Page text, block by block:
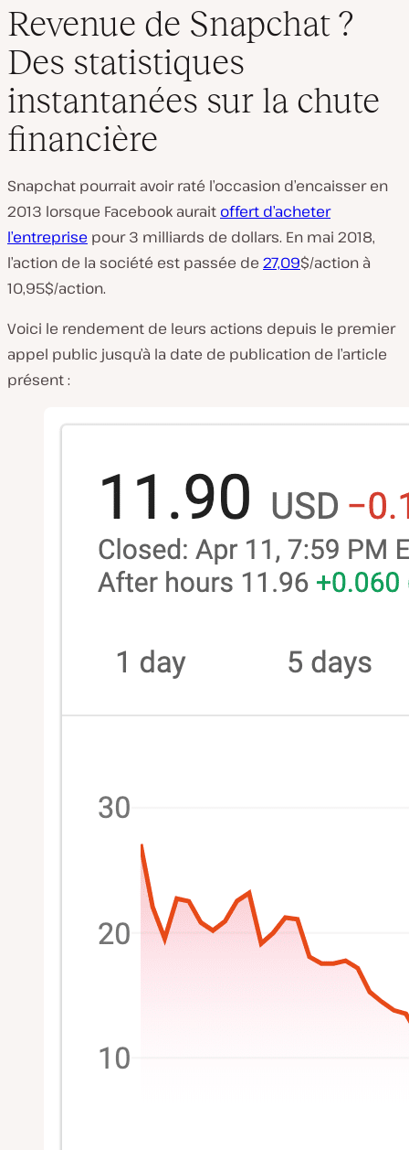
Revenue de Snapchat ?
Des statistiques
instantanées sur la chute
financière
Snapchat pourrait avoir raté l’occasion d’encaisser en
2013 lorsque Facebook aurait offert d’acheter
l’entreprise pour 3 milliards de dollars. En mai 2018,
l’action de la société est passée de 27,09$/action à
10,95$/action.
Voici le rendement de leurs actions depuis le premier
appel public jusqu’à la date de publication de l’article
présent :